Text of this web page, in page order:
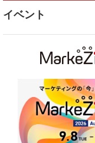
イベント